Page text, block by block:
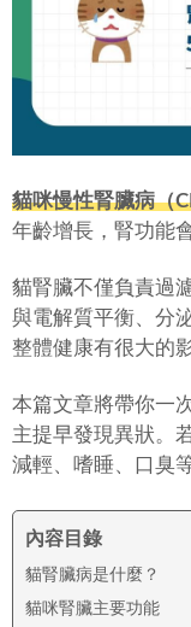
貓咪慢性腎臟病（
年齡增長，腎功能
貓腎臟不僅負責過
與電解質平衡、分
整體健康有很大的
本篇文章將帶你一
主提早發現異狀。
減輕、嗜睡、口臭
內容目錄
貓腎臟病是什麼？
貓咪腎臟主要功能